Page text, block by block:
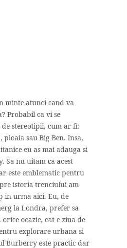
minte atunci cand va
Probabil ca vi se
de stereotipii, cum ar fi:
ploaia sau Big Ben. Insa,
eu as mai adauga si
Sa nu uitam ca acest
este emblematic pentru
istoria trenciului am
in urma aici. Eu, de
la Londra, prefer sa
ocazie, cat e ziua de
explorare urbana si
Burberry este practic dar